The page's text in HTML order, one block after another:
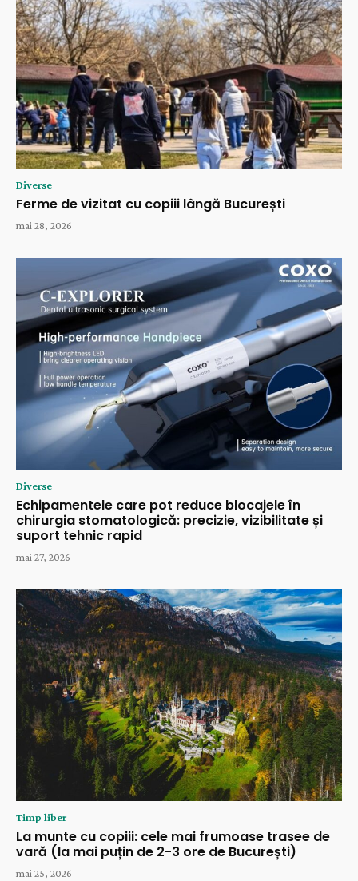
Diverse
Ferme de vizitat cu copiii lângă București
mai 28, 2026
Diverse
Echipamentele care pot reduce blocajele în
chirurgia stomatologică: precizie, vizibilitate și
suport tehnic rapid
mai 27, 2026
Timp liber
La munte cu copiii: cele mai frumoase trasee de
vară (la mai puțin de 2-3 ore de București)
mai 25, 2026